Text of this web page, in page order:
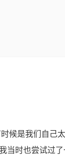
候是我们自己
当时也尝试过